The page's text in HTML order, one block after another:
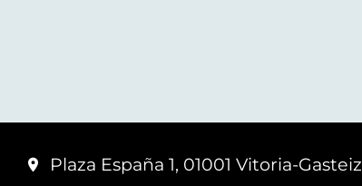
Plaza España 1, 01001 Vitoria-Gasteiz